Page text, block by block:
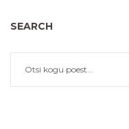
SEARCH